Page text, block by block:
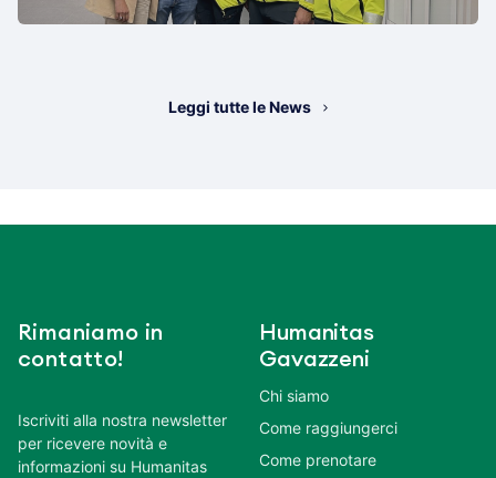
Leggi tutte le News
Rimaniamo in
contatto!
Iscriviti alla nostra newsletter
per ricevere novità e
informazioni su Humanitas
Humanitas
Gavazzeni
Chi siamo
Come raggiungerci
Come prenotare